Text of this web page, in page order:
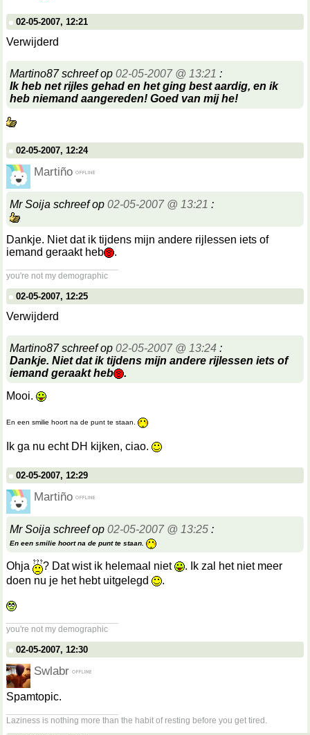
02-05-2007, 12:21
Verwijderd
Martino87 schreef op 02-05-2007 @ 13:21 :
Ik heb net rijles gehad en het ging best aardig, en ik
heb niemand aangereden! Goed van mij he!
02-05-2007, 12:24
Martiño
Mr Soija schreef op 02-05-2007 @ 13:21 :
Dankje. Niet dat ik tijdens mijn andere rijlessen iets of
iemand geraakt heb
.
you're not my demographic
02-05-2007, 12:25
Verwijderd
Martino87 schreef op 02-05-2007 @ 13:24 :
Dankje. Niet dat ik tijdens mijn andere rijlessen iets of
iemand geraakt heb
.
Mooi.
En een smilie hoort na de punt te staan.
Ik ga nu echt DH kijken, ciao.
02-05-2007, 12:29
Martiño
Mr Soija schreef op 02-05-2007 @ 13:25 :
En een smilie hoort na de punt te staan.
Ohja ? Dat wist ik helemaal niet
. Ik zal het niet meer
doen nu je het hebt uitgelegd
.
you're not my demographic
02-05-2007, 12:30
Swlabr
Spamtopic.
Laziness is nothing more than the habit of resting before you get tired.